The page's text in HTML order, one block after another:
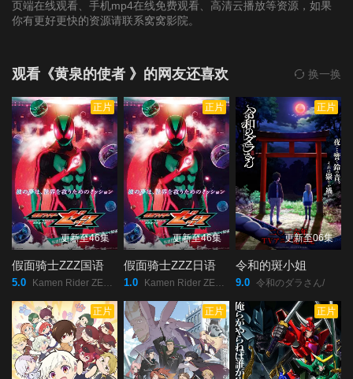
页端在线观看、手机mp4在线免费观看、高清云播放等资源，如果
你有更好更快的资源请联系窝窝影院。
观看《黄泉的使者 》的网友还喜欢 换一换
正片
更新至46集
假面骑士ZZZ国语
5.0 Kamen Rider ZEZTZ/假面骑士Zeztz/假面骑士ZZZ/假面骑士ZEZTZ/仮面ライダーゼッツ/
正片
更新至46集
假面骑士ZZZ日语
1.0 Kamen Rider ZEZTZ/假面骑士Zeztz/假面骑士ZZZ/假面骑士ZEZTZ/仮面ライダーゼッツ/
正片
更新至06集
令和的斑小姐
9.0 令和のダラさん/
正片 正片 正片